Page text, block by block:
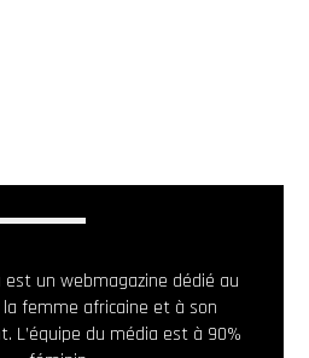
est un webmagazine dédié au
femme africaine et à son
L’équipe du média est à 90%